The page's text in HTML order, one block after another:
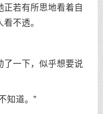
若有所思地看着自
不透。
了一下，似乎想要说
知道。”